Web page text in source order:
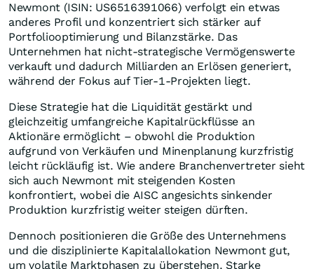
Newmont (ISIN: US6516391066) verfolgt ein etwas
anderes Profil und konzentriert sich stärker auf
Portfoliooptimierung und Bilanzstärke. Das
Unternehmen hat nicht-strategische Vermögenswerte
verkauft und dadurch Milliarden an Erlösen generiert,
während der Fokus auf Tier-1-Projekten liegt.
Diese Strategie hat die Liquidität gestärkt und
gleichzeitig umfangreiche Kapitalrückflüsse an
Aktionäre ermöglicht – obwohl die Produktion
aufgrund von Verkäufen und Minenplanung kurzfristig
leicht rückläufig ist. Wie andere Branchenvertreter sieht
sich auch Newmont mit steigenden Kosten
konfrontiert, wobei die AISC angesichts sinkender
Produktion kurzfristig weiter steigen dürften.
Dennoch positionieren die Größe des Unternehmens
und die disziplinierte Kapitalallokation Newmont gut,
um volatile Marktphasen zu überstehen. Starke